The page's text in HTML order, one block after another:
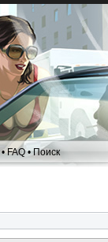
•FAQ•Поиск